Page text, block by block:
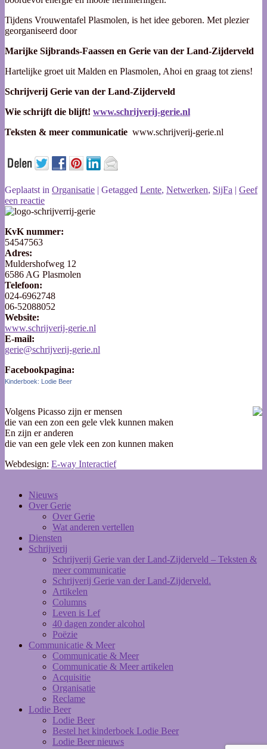
Tijdens Vrouwentafel Plasmolen, is het idee geboren. Met plezier
georganiseerd door
Marijke Sijbrands-Faassen en Gerie van der Land-Zijderveld
Hartelijke groet uit Malden en Plasmolen, Ahoi en graag tot ziens!
Schrijverij Gerie van der Land-Zijderveld
Wie schrijft die blijft! www.schrijverij-gerie.nl
Teksten & meer communicatie www.schrijverij-gerie.nl
Geplaatst in Organisatie | Getagged Lente, Netwerken, SijFa | Geef
een reactie
KvK nummer:
54547563
Adres:
Muldershofweg 12
6586 AG Plasmolen
Telefoon:
024-6962748
06-52088052
Website:
www.schrijverij-gerie.nl
E-mail:
gerie@schrijverij-gerie.nl
Facebookpagina:
Kinderboek: Lodie Beer
Volgens Picasso zijn er mensen
die van een zon een gele vlek kunnen maken
En zijn er anderen
die van een gele vlek een zon kunnen maken
Webdesign: E-way Interactief
Nieuws
Over Gerie
Over Gerie
Wat anderen vertellen
Diensten
Schrijverij
Schrijverij Gerie van der Land-Zijderveld – Teksten &
meer communicatie
Schrijverij Gerie van der Land-Zijderveld.
Artikelen
Columns
Leven is Lef
40 dagen zonder alcohol
Poëzie
Communicatie & Meer
Communicatie & Meer
Communicatie & Meer artikelen
Acquisitie
Organisatie
Reclame
Lodie Beer
Lodie Beer
Bestel het kinderboek Lodie Beer
Lodie Beer nieuws